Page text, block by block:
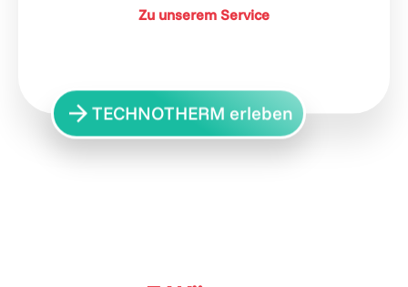
Zu unserem Service
TECHNOTHERM erleben